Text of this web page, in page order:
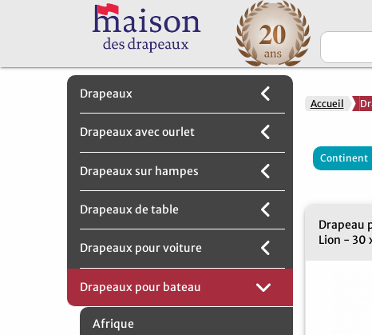
Drapeaux
Drapeaux avec ourlet
Drapeaux sur hampes
Drapeaux de table
Drapeaux pour voiture
Drapeaux pour bateau
Afrique
Accueil
Continent
Drapeau
Lion - 30